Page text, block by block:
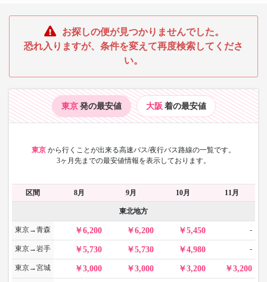
お探しの便が見つかりませんでした。
恐れ入りますが、条件を変えて再度検索してくださ
い。
東京 発の最安値 大阪 着の最安値
東京 から行くことが出来る高速バス/夜行バス路線の一覧です。
3ヶ月先までの最安値情報を表示しております。
区間 8月 9月 10月 11月
東北地方
東京→青森 6,200 6,200 5,450 -
東京→岩手 5,730 5,730 4,980 -
東京→宮城 3,000 3,000 3,200 3,200